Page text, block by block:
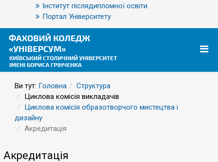
Інститут післядипломної освіти
Портал Університету
Ви тут: Головна
Структура
Циклова комісія викладачів
Циклова комісія образотворчого мистецтва і
дизайну
Акредитація
Акредитація